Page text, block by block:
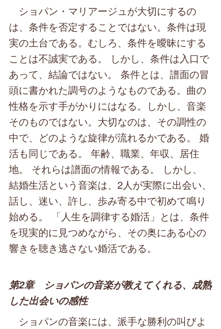
ショパン・マリアージュが大切にするの
は、条件を否定することではない。条件は現
実の土台である。むしろ、条件を曖昧にする
ことは不誠実である。 しかし、条件は入口で
あって、結論ではない。 条件とは、譜面の冒
頭に書かれた調号のようなものである。曲の
性格を示す手がかりにはなる。しかし、音楽
そのものではない。大切なのは、その調性の
中で、どのような旋律が流れるかである。 婚
活も同じである。 年齢、職業、年収、居住
地。 それらは譜面の情報である。 しかし、
結婚生活という音楽は、2人が実際に出会い、
話し、迷い、許し、歩み寄る中で初めて鳴り
始める。 「人生を調律する婚活」とは、条件
を現実的に見つめながら、その奥にある心の
響きを聴き逃さない婚活である。
第2章 ショパンの音楽が教えてくれる、成熟
した出会いの感性
ショパンの音楽には、派手な勝利の叫びよ